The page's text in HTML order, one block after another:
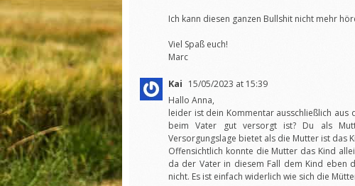
Ich kann diesen ganzen Bullshit nicht mehr
Viel Spaß euch!
Marc
Kai 15/05/2023 at 15:39
Hallo Anna,
leider ist dein Kommentar ausschließlich aus
beim Vater gut versorgt ist? Du als
Versorgungslage bietet als die Mutter ist das
Offensichtlich konnte die Mutter das Kind
da der Vater in diesem Fall dem Kind eben
nicht. Es ist einfach widerlich wie sich die